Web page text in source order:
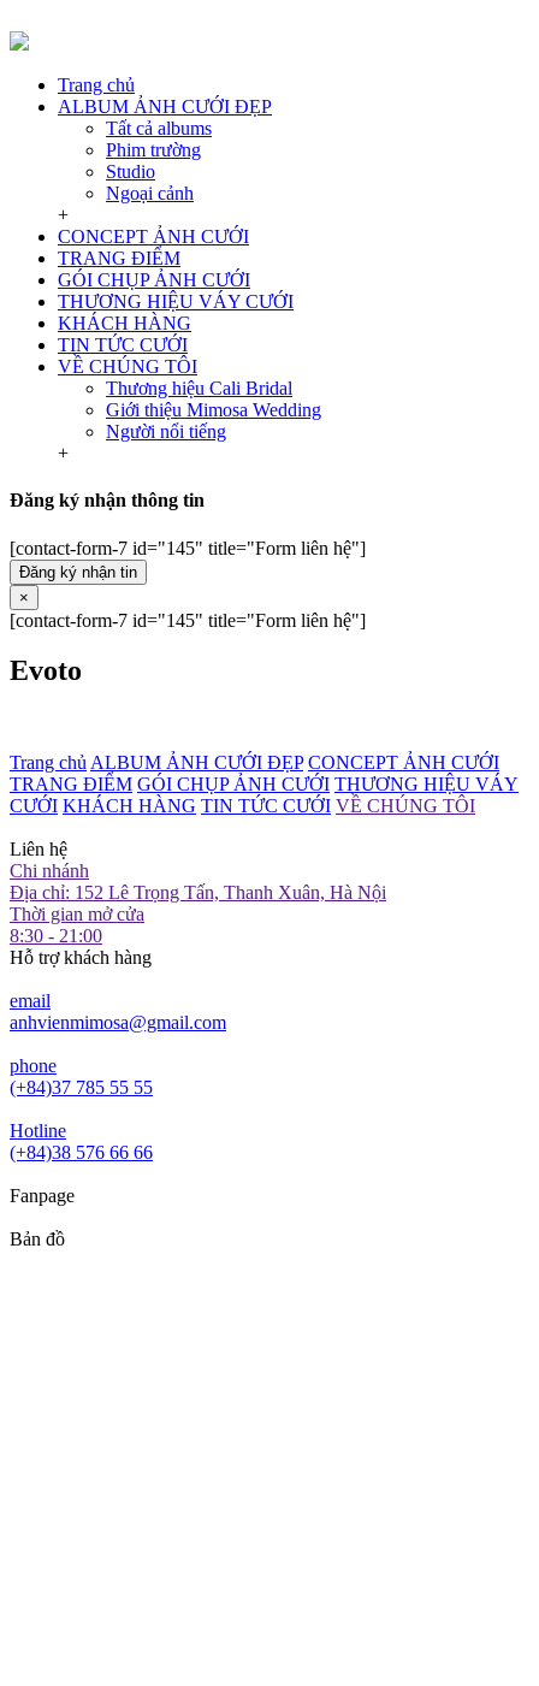
Trang chủ
ALBUM ẢNH CƯỚI ĐẸP
Tất cả albums
Phim trường
Studio
Ngoại cảnh
+
CONCEPT ẢNH CƯỚI
TRANG ĐIỂM
GÓI CHỤP ẢNH CƯỚI
THƯƠNG HIỆU VÁY CƯỚI
KHÁCH HÀNG
TIN TỨC CƯỚI
VỀ CHÚNG TÔI
Thương hiệu Cali Bridal
Giới thiệu Mimosa Wedding
Người nổi tiếng
+
Đăng ký nhận thông tin
[contact-form-7 id="145" title="Form liên hệ"]
Đăng ký nhận tin
×
[contact-form-7 id="145" title="Form liên hệ"]
Evoto
Trang chủ ALBUM ẢNH CƯỚI ĐẸP CONCEPT ẢNH CƯỚI
TRANG ĐIỂM GÓI CHỤP ẢNH CƯỚI THƯƠNG HIỆU VÁY
CƯỚI KHÁCH HÀNG TIN TỨC CƯỚI VỀ CHÚNG TÔI
Liên hệ
Chi nhánh
Địa chỉ: 152 Lê Trọng Tấn, Thanh Xuân, Hà Nội
Thời gian mở cửa
8:30 - 21:00
Hỗ trợ khách hàng
email
anhvienmimosa@gmail.com
phone
(+84)37 785 55 55
Hotline
(+84)38 576 66 66
Fanpage
Bản đồ